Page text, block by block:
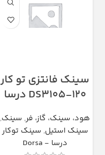
سینک فانتزی تو کار
DS3105-120 درسا
هود، سینک، گاز، فر, سینک,
سینک استیل, سینک توکار
درسا - Dorsa